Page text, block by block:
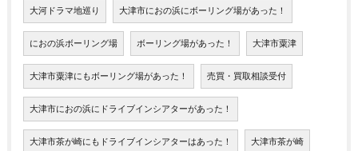
大河ドラマ地巡り 大津市におの浜にボーリング場があった！
におの浜ボーリング場 ボーリング場があった！ 大津市粟津
大津市粟津にもボーリング場があった！ 売買・買取相談受付
大津市におの浜にドライブインシアターがあった！
大津市茶が崎にもドライブインシアターはあった！ 大津市茶が崎